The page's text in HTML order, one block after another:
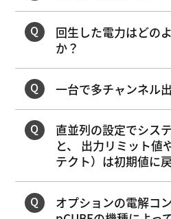
回生した電力はどの
か？
一台で多チャンネル
直並列の設定でシス
と、 出力リミット値
テクト）は初期値に
オプションの電解コ